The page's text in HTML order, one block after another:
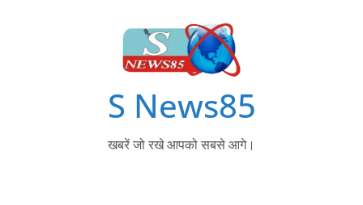
S News85
खबरें जो रखे आपको सबसे आगे।